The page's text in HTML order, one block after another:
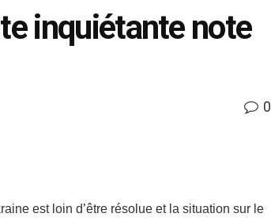
inquiétante note
0
est loin d’être résolue et la situation sur le